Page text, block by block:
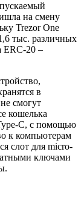
на смену
Trezor One
тыс. различных
ERC-20 –
в
смогут
кошелька
C, с помощью
к компьютерам
слот для micro-
ключами